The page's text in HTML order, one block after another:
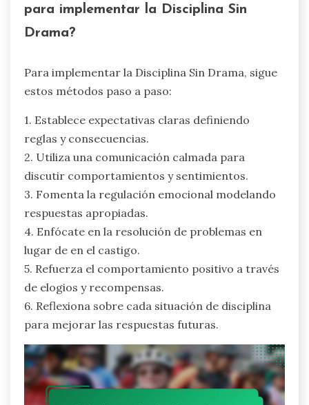
para implementar la Disciplina Sin
Drama?
Para implementar la Disciplina Sin Drama, sigue
estos métodos paso a paso:
1. Establece expectativas claras definiendo
reglas y consecuencias.
2. Utiliza una comunicación calmada para
discutir comportamientos y sentimientos.
3. Fomenta la regulación emocional modelando
respuestas apropiadas.
4. Enfócate en la resolución de problemas en
lugar de en el castigo.
5. Refuerza el comportamiento positivo a través
de elogios y recompensas.
6. Reflexiona sobre cada situación de disciplina
para mejorar las respuestas futuras.